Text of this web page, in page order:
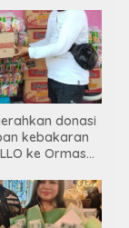
sosial.
donasi
kebakaran
ke Ormas